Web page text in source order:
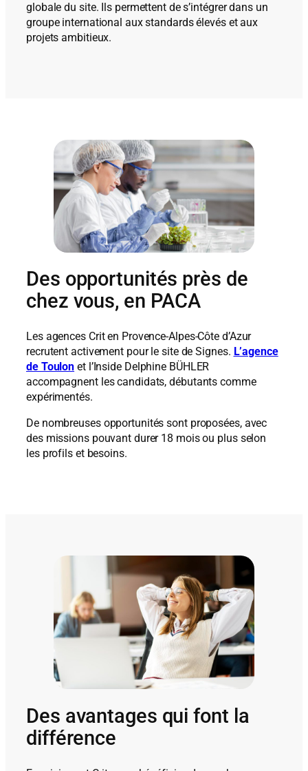
globale du site. Ils permettent de s’intégrer dans un
groupe international aux standards élevés et aux
projets ambitieux.
Des opportunités près de
chez vous, en PACA
Les agences Crit en Provence-Alpes-Côte d’Azur
recrutent activement pour le site de Signes. L’agence
de Toulon et l’Inside Delphine BÜHLER
accompagnent les candidats, débutants comme
expérimentés.
De nombreuses opportunités sont proposées, avec
des missions pouvant durer 18 mois ou plus selon
les profils et besoins.
Des avantages qui font la
différence